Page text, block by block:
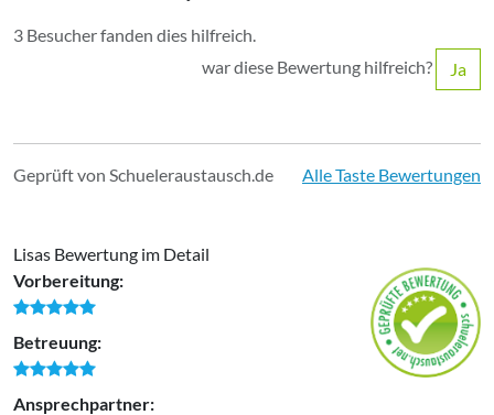
3 Besucher fanden dies hilfreich.
war diese Bewertung hilfreich?
Ja
Geprüft von Schueleraustausch.de Alle Taste Bewertungen
Lisas Bewertung im Detail
Vorbereitung:
Betreuung:
Ansprechpartner: